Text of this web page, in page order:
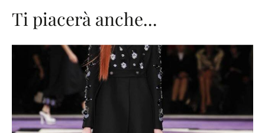
Ti piacerà anche...